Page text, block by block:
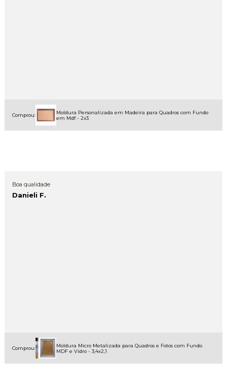
Comprou:
Moldura Personalizada em Madeira para Quadros com Fundo
em Mdf - 2x3
Boa qualidade
Danieli F.
Comprou:
Moldura Micro Metalizada para Quadros e Fotos com Fundo
MDF e Vidro - 3,4x2,1